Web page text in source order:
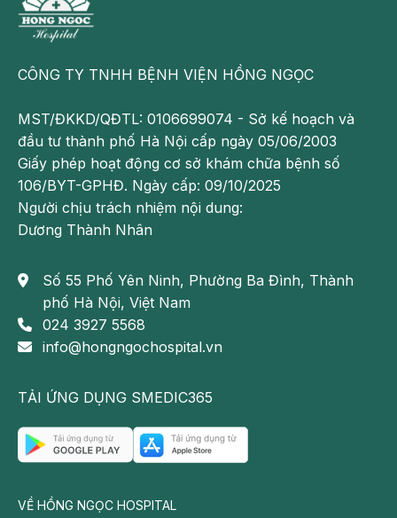
CÔNG TY TNHH BỆNH VIỆN HỒNG NGỌC
MST/ĐKKD/QĐTL: 0106699074 - Sở kế hoạch và
đầu tư thành phố Hà Nội cấp ngày 05/06/2003
Giấy phép hoạt động cơ sở khám chữa bệnh số
106/BYT-GPHĐ. Ngày cấp: 09/10/2025
Người chịu trách nhiệm nội dung:
Dương Thành Nhân
Số 55 Phố Yên Ninh, Phường Ba Đình, Thành
phố Hà Nội, Việt Nam
024 3927 5568
info@hongngochospital.vn
TẢI ỨNG DỤNG SMEDIC365
VỀ HỒNG NGỌC HOSPITAL